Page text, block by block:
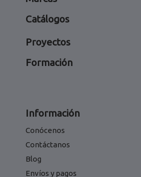
Catálogos
Proyectos
Formación
Información
Conócenos
Contáctanos
Blog
Envíos y pagos